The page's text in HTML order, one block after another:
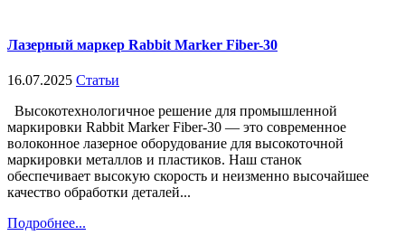
Лазерный маркер Rabbit Marker Fiber-30
16.07.2025 Статьи
Высокотехнологичное решение для промышленной
маркировки Rabbit Marker Fiber-30 — это современное
волоконное лазерное оборудование для высокоточной
маркировки металлов и пластиков. Наш станок
обеспечивает высокую скорость и неизменно высочайшее
качество обработки деталей...
Подробнее...